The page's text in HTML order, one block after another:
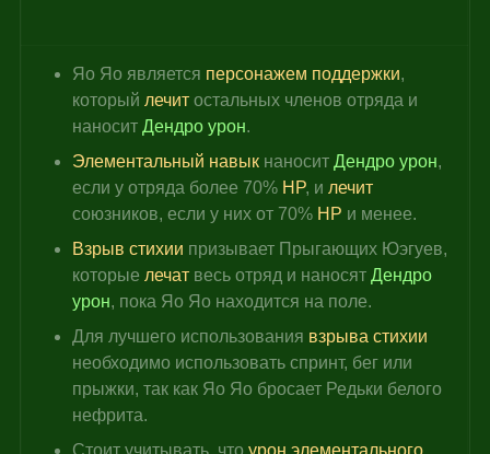
Яо Яо является персонажем поддержки,
который лечит остальных членов отряда и
наносит Дендро урон.
Элементальный навык наносит Дендро урон,
если у отряда более 70% HP, и лечит
союзников, если у них от 70% HP и менее.
Взрыв стихии призывает Прыгающих Юэгуев,
которые лечат весь отряд и наносят Дендро
урон, пока Яо Яо находится на поле.
Для лучшего использования взрыва стихии
необходимо использовать спринт, бег или
прыжки, так как Яо Яо бросает Редьки белого
нефрита.
Стоит учитывать, что урон элементального